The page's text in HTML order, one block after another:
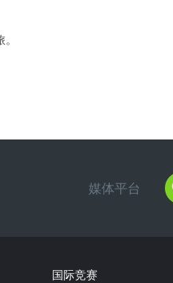
媒体平台
国际竞赛